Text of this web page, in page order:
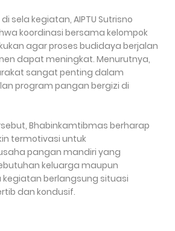
sela kegiatan, AIPTU Sutrisno
koordinasi bersama kelompok
agar proses budidaya berjalan
dapat meningkat. Menurutnya,
sangat penting dalam
program pangan bergizi di
Bhabinkamtibmas berharap
termotivasi untuk
pangan mandiri yang
keluarga maupun
kegiatan berlangsung situasi
dan kondusif.